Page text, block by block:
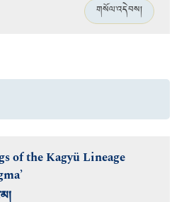
གསོལ་འདེབས།
of the Kagyü Lineage